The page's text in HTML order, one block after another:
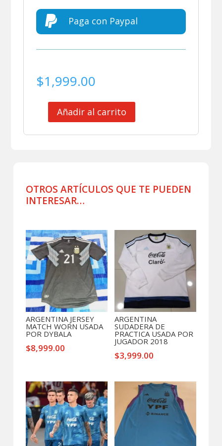
 Paga con Paypal
$1,999.00
ARGENTINA
USADO
POR
Añadir al carrito
OTROS ARTÍCULOS QUE TE PUEDEN
INTERESAR…
ARGENTINA JERSEY
MATCH WORN USADA
POR DYBALA
$8,999.00
ARGENTINA
SUDADERA DE
PRACTICA USADA POR
JUGADOR 2018
$3,999.00